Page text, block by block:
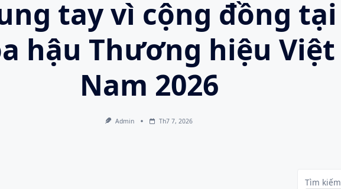
tay vì cộng đồng tại
hậu Thương hiệu Việt
Nam 2026
Admin Th7 7, 2026
Tìm kiếm